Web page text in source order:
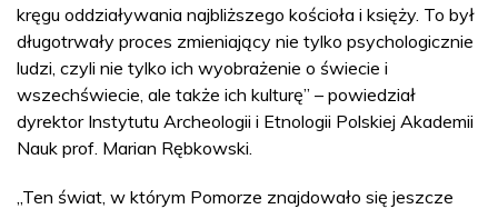
kręgu oddziaływania najbliższego kościoła i księży. To był
długotrwały proces zmieniający nie tylko psychologicznie
ludzi, czyli nie tylko ich wyobrażenie o świecie i
wszechświecie, ale także ich kulturę” – powiedział
dyrektor Instytutu Archeologii i Etnologii Polskiej Akademii
Nauk prof. Marian Rębkowski.
„Ten świat, w którym Pomorze znajdowało się jeszcze